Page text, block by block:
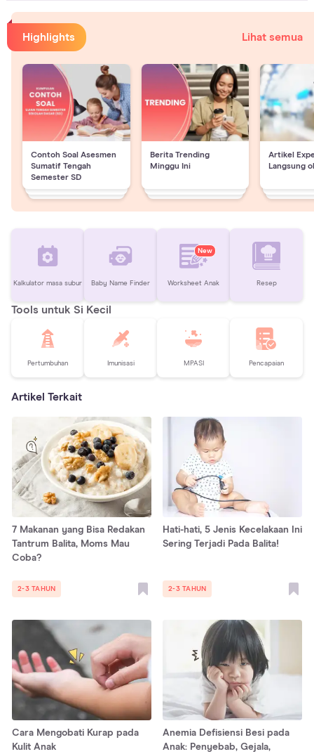
Highlights Lihat semua
Contoh Soal Asesmen
Sumatif Tengah
Semester SD
Berita Trending
Minggu Ini
Artikel
Langsung
Kalkulator masa subur Baby Name Finder
New
Worksheet Anak Resep
Tools untuk Si Kecil
Pertumbuhan Imunisasi MPASI Pencapaian
Artikel Terkait
7 Makanan yang Bisa Redakan
Tantrum Balita, Moms Mau
Coba?
2-3 TAHUN
Hati-hati, 5 Jenis Kecelakaan Ini
Sering Terjadi Pada Balita!
2-3 TAHUN
Cara Mengobati Kurap pada
Kulit Anak
Anemia Defisiensi Besi pada
Anak: Penyebab, Gejala,